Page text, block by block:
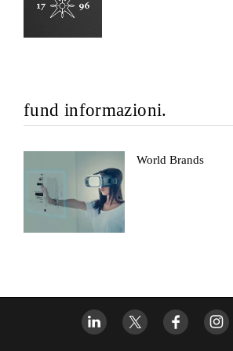
fund informazioni.
World Brands